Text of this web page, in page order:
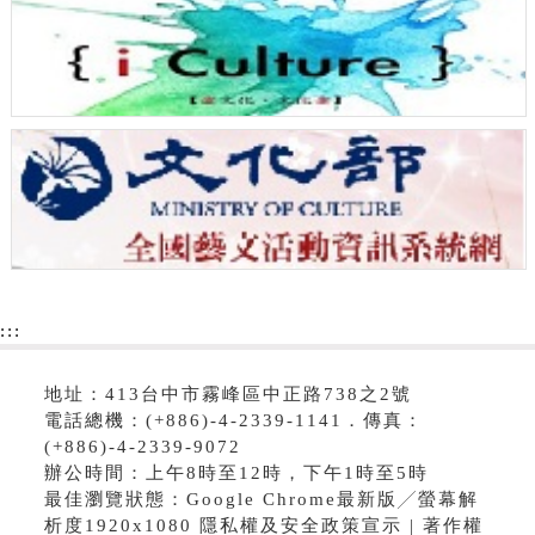
:::
地址：413台中市霧峰區中正路738之2號
電話總機：(+886)-4-2339-1141．傳真：
(+886)-4-2339-9072
辦公時間：上午8時至12時，下午1時至5時
最佳瀏覽狀態：Google Chrome最新版╱螢幕解
析度1920x1080 隱私權及安全政策宣示 | 著作權